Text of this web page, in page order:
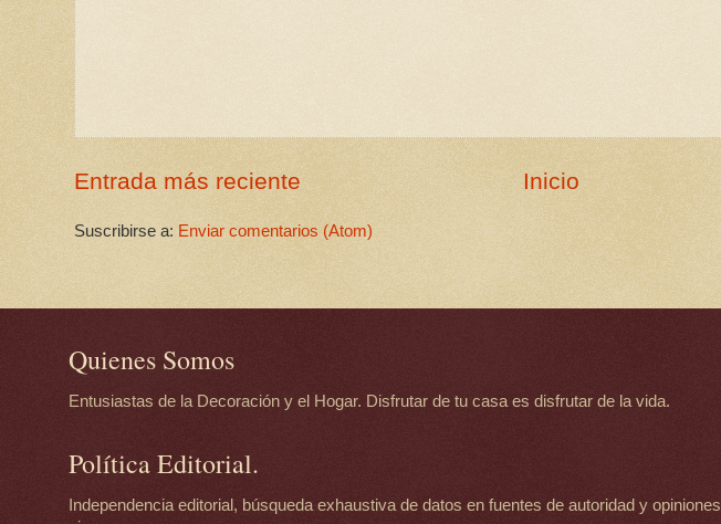
Entrada más reciente Inicio
Suscribirse a: Enviar comentarios (Atom)
Quienes Somos
Entusiastas de la Decoración y el Hogar. Disfrutar de tu casa es disfrutar de la vida.
Política Editorial.
Independencia editorial, búsqueda exhaustiva de datos en fuentes de autoridad y opiniones